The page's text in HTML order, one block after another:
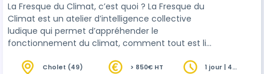
La Fresque du Climat, c’est quoi ? La Fresque du
Climat est un atelier d’intelligence collective
ludique qui permet d’appréhender le
fonctionnement du climat, comment tout est lié
42 cartes basé sur les données du GIEC, qui est la
Cholet (49) > 850€ HT
1 jour | 4